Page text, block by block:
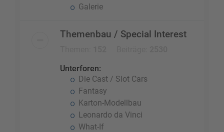
Galerie
Themenbau / Special Interest
Unterforen:
Die Cast / Slot Cars
Fantasy
Karton-Modellbau
Leonardo da Vinci
What-If